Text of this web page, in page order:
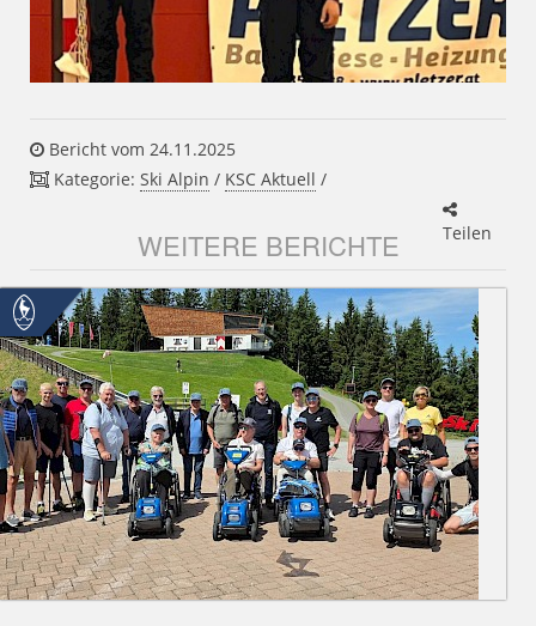
Bericht vom 24.11.2025
Kategorie: Ski Alpin / KSC Aktuell /
Teilen
WEITERE BERICHTE